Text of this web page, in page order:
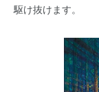
駆け抜けます。